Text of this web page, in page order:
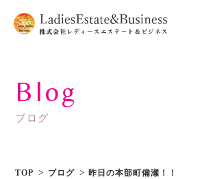
Blog
ブログ
TOP ブログ 昨日の本部町備瀬！！